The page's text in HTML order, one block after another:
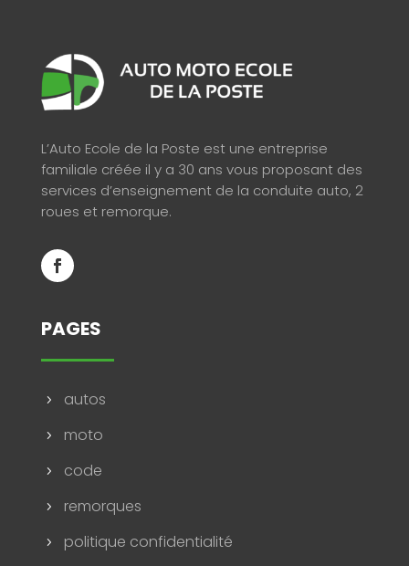
L’Auto Ecole de la Poste est une entreprise
familiale créée il y a 30 ans vous proposant des
services d’enseignement de la conduite auto, 2
roues et remorque.
PAGES
5 autos
5 moto
5 code
5 remorques
5 politique confidentialité